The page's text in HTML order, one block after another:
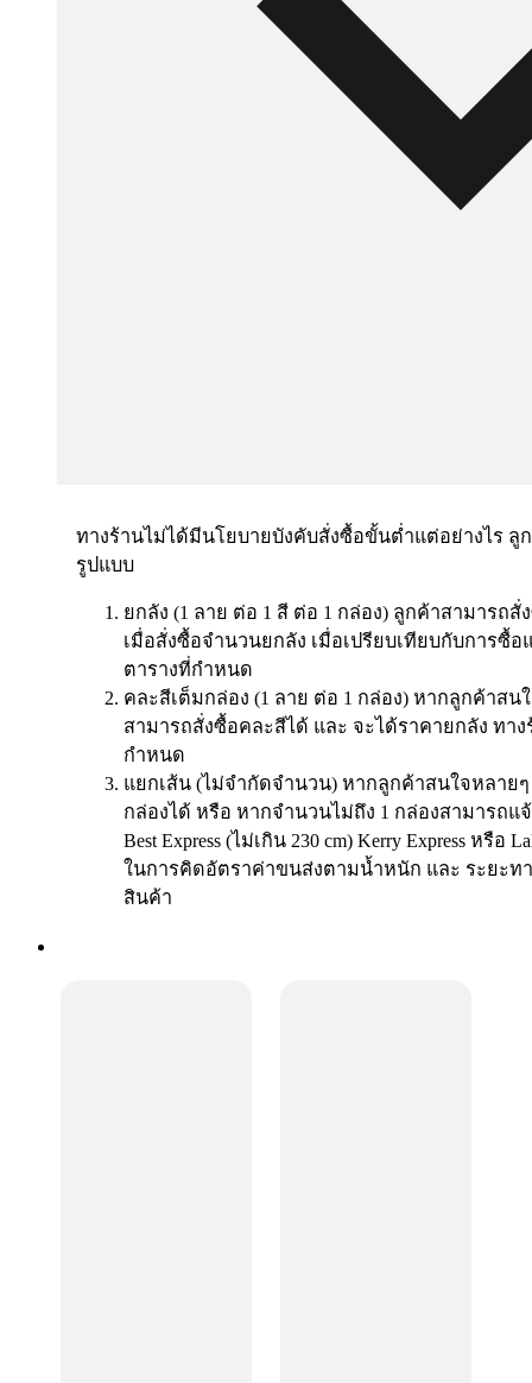
ทางร้านไม่ได้มีนโยบายบังคับสั่งซื้อขั้นต่ำแต่อย่างไร ลู
รูปแบบ
ยกลัง (1 ลาย ต่อ 1 สี ต่อ 1 กล่อง) ลูกค้าสามารถ
เมื่อสั่งซื้อจำนวนยกลัง เมื่อเปรียบเทียบกับการซื้
ตารางที่กำหนด
คละสีเต็มกล่อง (1 ลาย ต่อ 1 กล่อง) หากลูกค้าส
สามารถสั่งซื้อคละสีได้ และ จะได้ราคายกลัง ทา
กำหนด
แยกเส้น (ไม่จำกัดจำนวน) หากลูกค้าสนใจหลาย
กล่องได้ หรือ หากจำนวนไม่ถึง 1 กล่องสามารถแ
Best Express (ไม่เกิน 230 cm) Kerry Express หรื
ในการคิดอัตราค่าขนส่งตามน้ำหนัก และ ระยะท
สินค้า